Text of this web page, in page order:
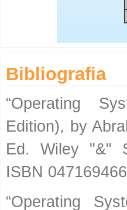
Bibliografia
“Operating
Edition), by
Ed. Wiley "&"
ISBN
“Operating